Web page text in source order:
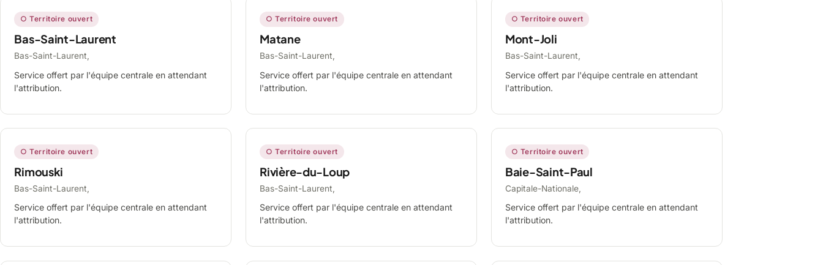
○ Territoire ouvert
Bas-Saint-Laurent
Bas-Saint-Laurent,
Service offert par l'équipe centrale en attendant
l'attribution.
○ Territoire ouvert
Matane
Bas-Saint-Laurent,
Service offert par l'équipe centrale en attendant
l'attribution.
○ Territoire ouvert
Mont-Joli
Bas-Saint-Laurent,
Service offert par l'équipe centrale en attendant
l'attribution.
○ Territoire ouvert
Rimouski
Bas-Saint-Laurent,
Service offert par l'équipe centrale en attendant
l'attribution.
○ Territoire ouvert
Rivière-du-Loup
Bas-Saint-Laurent,
Service offert par l'équipe centrale en attendant
l'attribution.
○ Territoire ouvert
Baie-Saint-Paul
Capitale-Nationale,
Service offert par l'équipe centrale en attendant
l'attribution.